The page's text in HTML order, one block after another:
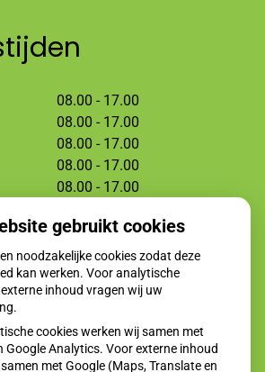
08.00 - 17.00
08.00 - 17.00
08.00 - 17.00
08.00 - 17.00
08.00 - 17.00
de dokter?
gebruikt cookies
noodzakelijke cookies zodat deze
kan werken. Voor analytische
inhoud vragen wij uw
cookies werken wij samen met
Google Analytics. Voor externe inhoud
met Google (Maps, Translate en